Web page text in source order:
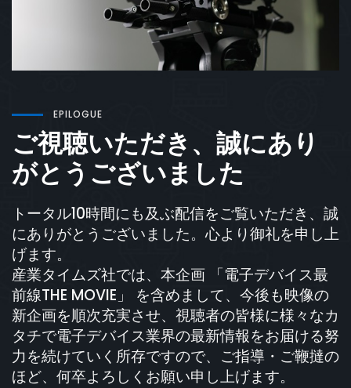
EPILOGUE
ご視聴いただき、誠にあり
がとうございました
トータル10時間にも及ぶ配信をご覧いただき、誠
にありがとうございました。心より御礼を申し上
げます。
産業タイムズ社では、本企画 「電子デバイス最
前線THE MOVIE」 を含めまして、今後も映像の
新企画を順次充実させ、視聴者の皆様に様々なカ
タチで電子デバイス業界の最新情報をお届ける努
力を続けていく所存ですので、ご指導・ご鞭撻の
ほど、何卒よろしくお願い申し上げます。